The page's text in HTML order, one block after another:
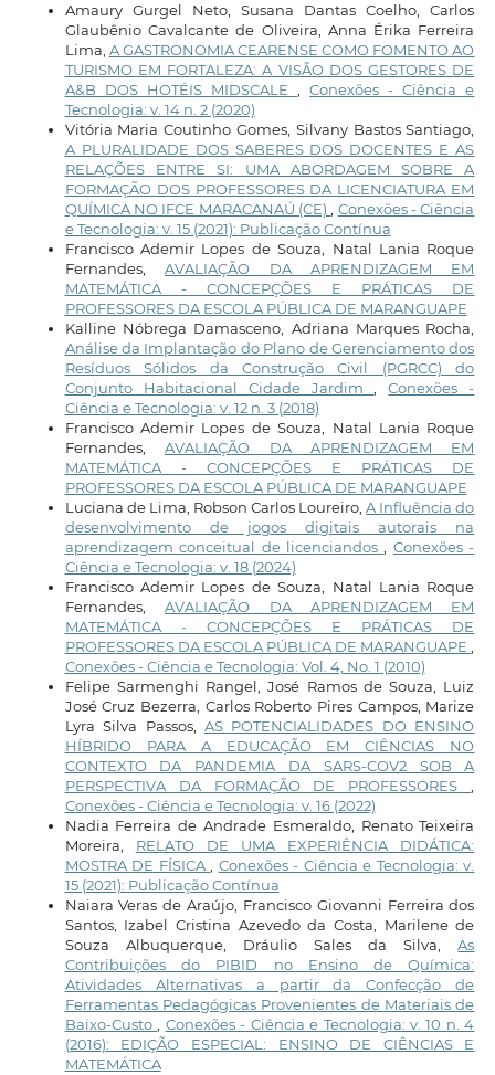
Amaury Gurgel Neto, Susana Dantas Coelho, Carlos
Glaubênio Cavalcante de Oliveira, Anna Érika Ferreira
Lima, A GASTRONOMIA CEARENSE COMO FOMENTO AO
TURISMO EM FORTALEZA: A VISÃO DOS GESTORES DE
A&B DOS HOTÉIS MIDSCALE ,Conexões - Ciência e
Tecnologia: v. 14 n. 2 (2020)
Vitória Maria Coutinho Gomes, Silvany Bastos Santiago,
A PLURALIDADE DOS SABERES DOS DOCENTES E AS
RELAÇÕES ENTRE SI: UMA ABORDAGEM SOBRE A
FORMAÇÃO DOS PROFESSORES DA LICENCIATURA EM
QUÍMICA NO IFCE MARACANAÚ (CE), Conexões - Ciência
e Tecnologia: v. 15 (2021): Publicação Contínua
Francisco Ademir Lopes de Souza, Natal Lania Roque
Fernandes,AVALIAÇÃO DA APRENDIZAGEM EM
MATEMÁTICA - CONCEPÇÕES E PRÁTICAS DE
PROFESSORES DA ESCOLA PÚBLICA DE MARANGUAPE
Kalline Nóbrega Damasceno, Adriana Marques Rocha,
Análise da Implantação do Plano de Gerenciamento dos
Resíduos Sólidos da Construção Civil (PGRCC) do
Conjunto Habitacional Cidade Jardim,Conexões -
Ciência e Tecnologia: v. 12 n. 3 (2018)
Francisco Ademir Lopes de Souza, Natal Lania Roque
Fernandes,AVALIAÇÃO DA APRENDIZAGEM EM
MATEMÁTICA - CONCEPÇÕES E PRÁTICAS DE
PROFESSORES DA ESCOLA PÚBLICA DE MARANGUAPE
Luciana de Lima, Robson Carlos Loureiro,A Influência do
desenvolvimento de jogos digitais autorais na
aprendizagem conceitual de licenciandos, Conexões -
Ciência e Tecnologia: v. 18 (2024)
Francisco Ademir Lopes de Souza, Natal Lania Roque
Fernandes,AVALIAÇÃO DA APRENDIZAGEM EM
MATEMÁTICA - CONCEPÇÕES E PRÁTICAS DE
PROFESSORES DA ESCOLA PÚBLICA DE MARANGUAPE,
Conexões - Ciência e Tecnologia: Vol. 4, No. 1 (2010)
Felipe Sarmenghi Rangel, José Ramos de Souza, Luiz
José Cruz Bezerra, Carlos Roberto Pires Campos, Marize
Lyra Silva Passos, AS POTENCIALIDADES DO ENSINO
HÍBRIDO PARA A EDUCAÇÃO EM CIÊNCIAS NO
CONTEXTO DA PANDEMIA DA SARS-COV2 SOB A
PERSPECTIVA DA FORMAÇÃO DE PROFESSORES,
Conexões - Ciência e Tecnologia: v. 16 (2022)
Nadia Ferreira de Andrade Esmeraldo, Renato Teixeira
Moreira, RELATO DE UMA EXPERIÊNCIA DIDÁTICA:
MOSTRA DE FÍSICA, Conexões - Ciência e Tecnologia: v.
15 (2021): Publicação Contínua
Naiara Veras de Araújo, Francisco Giovanni Ferreira dos
Santos, Izabel Cristina Azevedo da Costa, Marilene de
Souza Albuquerque, Dráulio Sales da Silva,As
Contribuições do PIBID no Ensino de Química:
Atividades Alternativas a partir da Confecção de
Ferramentas Pedagógicas Provenientes de Materiais de
Baixo-Custo, Conexões - Ciência e Tecnologia: v. 10 n. 4
(2016): EDIÇÃO ESPECIAL: ENSINO DE CIÊNCIAS E
MATEMÁTICA